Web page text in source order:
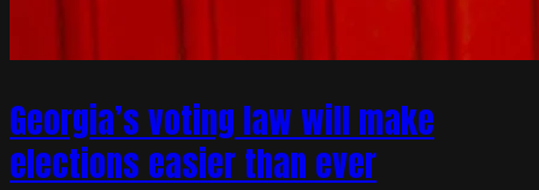
Georgia’s voting law will make
elections easier than ever